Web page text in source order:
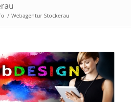
/ Webagentur Stockerau